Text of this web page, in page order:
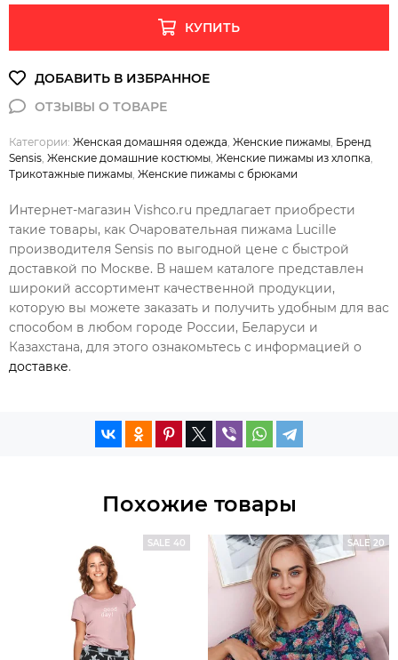
КУПИТЬ
Категории: Женская домашняя одежда Женские пижамы Бренд
Sensis Женские домашние костюмы Женские пижамы из хлопка
Трикотажные пижамы Женские пижамы с брюками
Интернет-магазин Vishco.ru предлагает приобрести
такие товары, как Очаровательная пижама Lucille
производителя Sensis по выгодной цене с быстрой
доставкой по Москве. В нашем каталоге представлен
широкий ассортимент качественной продукции,
которую вы можете заказать и получить удобным для вас
способом в любом городе России, Беларуси и
Казахстана, для этого ознакомьтесь с информацией о
доставке.
Похожие товары
SALE 40 SALE 20